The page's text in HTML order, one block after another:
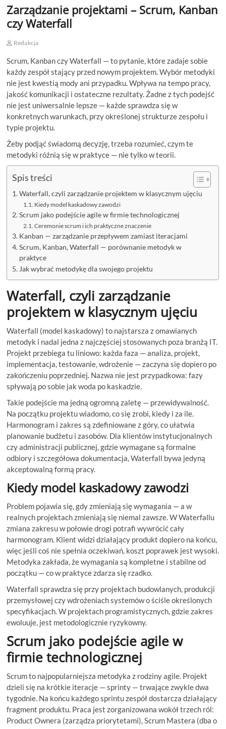
Zarządzanie projektami – Scrum, Kanban
czy Waterfall
Redakcja
Scrum, Kanban czy Waterfall — to pytanie, które zadaje sobie
każdy zespół stający przed nowym projektem. Wybór metodyki
nie jest kwestią mody ani przypadku. Wpływa na tempo pracy,
jakość komunikacji i ostateczne rezultaty. Żadne z tych podejść
nie jest uniwersalnie lepsze — każde sprawdza się w
konkretnych warunkach, przy określonej strukturze zespołu i
typie projektu.
Żeby podjąć świadomą decyzję, trzeba rozumieć, czym te
metodyki różnią się w praktyce — nie tylko w teorii.
Spis treści
Waterfall, czyli zarządzanie projektem w klasycznym ujęciu
Kiedy model kaskadowy zawodzi
Scrum jako podejście agile w firmie technologicznej
Ceremonie scrum i ich praktyczne znaczenie
Kanban — zarządzanie przepływem zamiast iteracjami
Scrum, Kanban, Waterfall — porównanie metodyk w
praktyce
Jak wybrać metodykę dla swojego projektu
Waterfall, czyli zarządzanie
projektem w klasycznym ujęciu
Waterfall (model kaskadowy) to najstarsza z omawianych
metodyk i nadal jedna z najczęściej stosowanych poza branżą IT.
Projekt przebiega tu liniowo: każda faza — analiza, projekt,
implementacja, testowanie, wdrożenie — zaczyna się dopiero po
zakończeniu poprzedniej. Nazwa nie jest przypadkowa: fazy
spływają po sobie jak woda po kaskadzie.
Takie podejście ma jedną ogromną zaletę — przewidywalność.
Na początku projektu wiadomo, co się zrobi, kiedy i za ile.
Harmonogram i zakres są zdefiniowane z góry, co ułatwia
planowanie budżetu i zasobów. Dla klientów instytucjonalnych
czy administracji publicznej, gdzie wymagane są formalne
odbiory i szczegółowa dokumentacja, Waterfall bywa jedyną
akceptowalną formą pracy.
Kiedy model kaskadowy zawodzi
Problem pojawia się, gdy zmieniają się wymagania — a w
realnych projektach zmieniają się niemal zawsze. W Waterfallu
zmiana zakresu w połowie drogi potrafi wywrócić cały
harmonogram. Klient widzi działający produkt dopiero na końcu,
więc jeśli coś nie spełnia oczekiwań, koszt poprawek jest wysoki.
Metodyka zakłada, że wymagania są kompletne i stabilne od
początku — co w praktyce zdarza się rzadko.
Waterfall sprawdza się przy projektach budowlanych, produkcji
przemysłowej czy wdrożeniach systemów o ściśle określonych
specyfikacjach. W projektach programistycznych, gdzie zakres
ewoluuje, jest metodologicznie ryzykowny.
Scrum jako podejście agile w
firmie technologicznej
Scrum to najpopularniejsza metodyka z rodziny agile. Projekt
dzieli się na krótkie iteracje — sprinty — trwające zwykle dwa
tygodnie. Na końcu każdego sprintu zespół dostarcza działający
fragment produktu. Praca jest zorganizowana wokół trzech ról:
Product Ownera (zarządza priorytetami), Scrum Mastera (dba o